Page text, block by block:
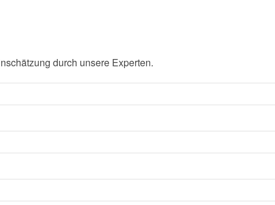
durch unsere Experten.